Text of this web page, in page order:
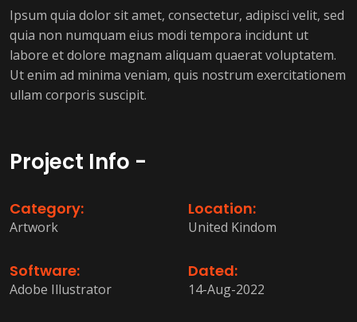
Ipsum quia dolor sit amet, consectetur, adipisci velit, sed
quia non numquam eius modi tempora incidunt ut
labore et dolore magnam aliquam quaerat voluptatem.
Ut enim ad minima veniam, quis nostrum exercitationem
ullam corporis suscipit.
Project Info -
Category:
Artwork
Location:
United Kindom
Software:
Adobe Illustrator
Dated:
14-Aug-2022